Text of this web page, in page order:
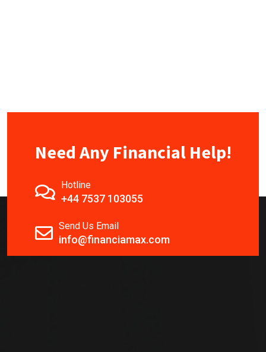
Need Any Financial Help!
Hotline
+44 7537 103055
Send Us Email
info@financiamax.com